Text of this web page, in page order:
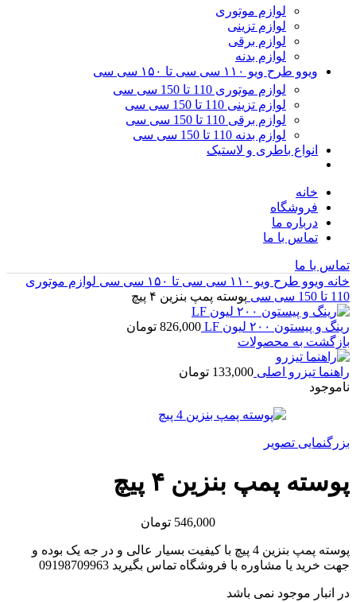
لوازم موتوری
لوازم تزینی
لوازم برقی
لوازم بدنه
ویوو طرح ویو ۱۱۰ سی سی تا ۱۵۰ سی سی
لوازم موتوری 110 تا 150 سی سی
لوازم تزینی 110 تا 150 سی سی
لوازم برقی 110 تا 150 سی سی
لوازم بدنه 110 تا 150 سی سی
انواع باطری و لاستیک
خانه
فروشگاه
درباره ما
تماس با ما
تماس با ما
خانه ویوو طرح ویو ۱۱۰ سی سی تا ۱۵۰ سی سی
لوازم موتوری
110 تا 150 سی سی
پوسته پمپ بنزین ۴ پیچ
رینگ و پیستون ۲۰۰ لیون LF 826,000 تومان
بازگشت به محصولات
راهنما تیزرو اصلی 133,000 تومان
ناموجود
بزرگنمایی تصویر
پوسته پمپ بنزین ۴ پیچ
546,000 تومان
پوسته پمپ بنزین 4 پیچ با کیفیت بسیار عالی و در جه یک بوده و
جهت خرید یا مشاوره با فروشگاه تماس بگیرید 09198709963
در انبار موجود نمی باشد